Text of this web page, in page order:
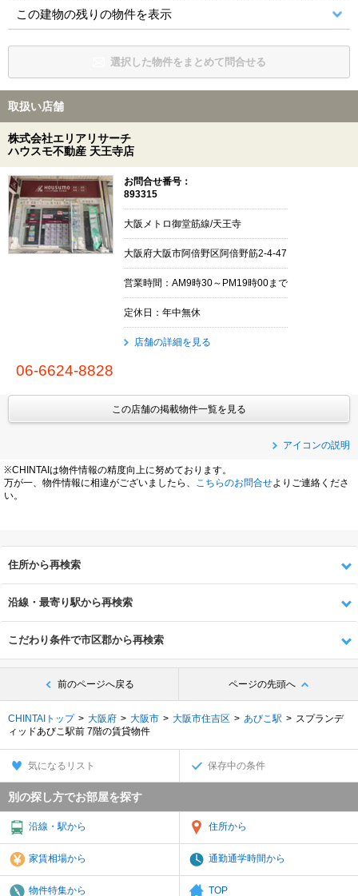
この建物の残りの物件を表示
選択した物件をまとめて問合せる
取扱い店舗
株式会社エリアリサーチ
ハウスモ不動産 天王寺店
お問合せ番号：
893315
大阪メトロ御堂筋線/天王寺
大阪府大阪市阿倍野区阿倍野筋2-4-47
営業時間：AM9時30～PM19時00まで
定休日：年中無休
店舗の詳細を見る
06-6624-8828
この店舗の掲載物件一覧を見る
アイコンの説明
※CHINTAIは物件情報の精度向上に努めております。
万が一、物件情報に相違がございましたら、
こちらのお問合せよりご連絡くださ
い。
住所から再検索
沿線・最寄り駅から再検索
こだわり条件で市区郡から再検索
前のページへ戻る ページの先頭へ
CHINTAIトップ 大阪府 大阪市 大阪市住吉区 あびこ駅
スプランデ
ィッドあびこ駅前 7階の賃貸物件
気になるリスト 保存中の条件
別の探し方でお部屋を探す
沿線・駅から 住所から
家賃相場から 通勤通学時間から
物件特集から TOP